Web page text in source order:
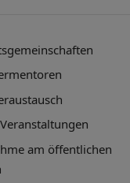
am öffentlichen